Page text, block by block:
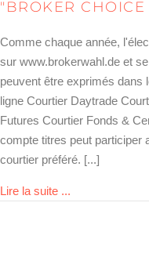
"BROKER CHOICE
Comme chaque année,
sur www.brokerwahl.de et
peuvent être exprimés dans
ligne Courtier Daytrade
Futures Courtier Fonds &
compte titres peut participer
courtier préféré. [...]
Lire la suite ...